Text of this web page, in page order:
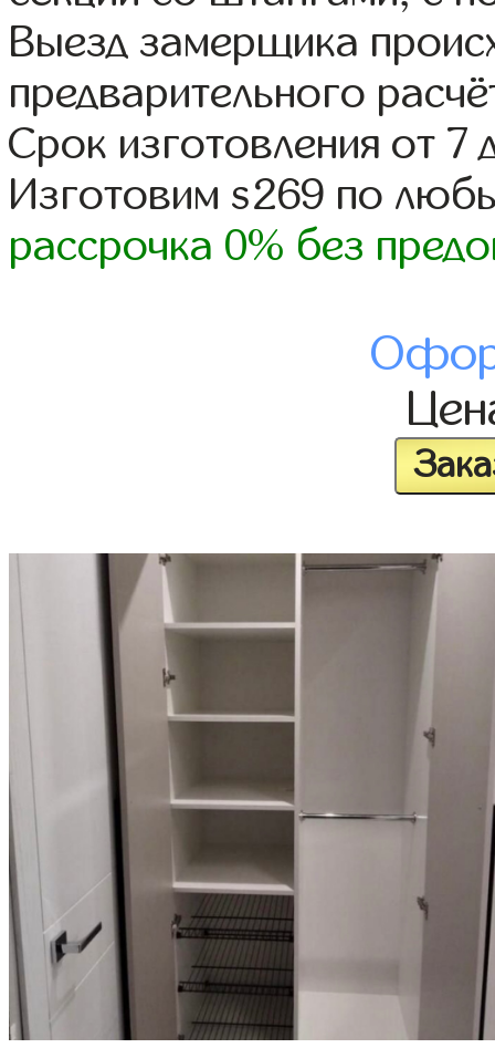
Выезд замерщика
предварительного
Срок изготовления от 7
Изготовим s269 по
рассрочка 0% без